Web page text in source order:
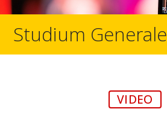
Studium Generale
VIDEO